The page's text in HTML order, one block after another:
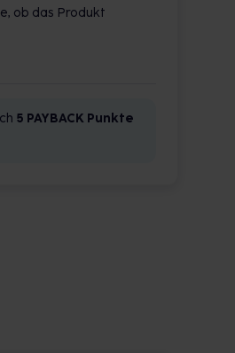
ob das Produkt
5 PAYBACK Punkte